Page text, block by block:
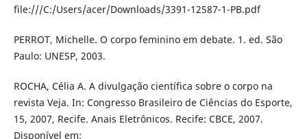
file:///C:/Users/acer/Downloads/3391-12587-1-PB.pdf
PERROT, Michelle. O corpo feminino em debate. 1. ed. São
Paulo: UNESP, 2003.
ROCHA, Célia A. A divulgação científica sobre o corpo na
revista Veja. In: Congresso Brasileiro de Ciências do Esporte,
15, 2007, Recife. Anais Eletrônicos. Recife: CBCE, 2007.
Disponível em: